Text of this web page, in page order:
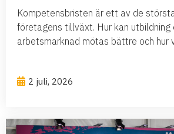
Kompetensbristen är ett av de
företagens tillväxt. Hur kan utbildning
arbetsmarknad mötas bättre och hur
2 juli, 2026